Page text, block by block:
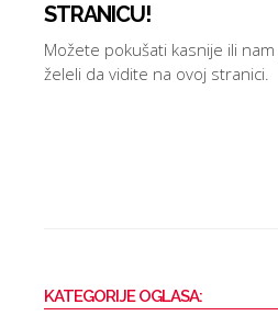
STRANICU!
Možete pokušati kasnije ili
želeli da vidite na ovoj stranici.
KATEGORIJE OGLASA: